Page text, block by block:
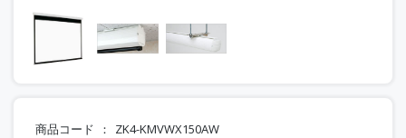
商品コード ZK4-KMVWX150AW